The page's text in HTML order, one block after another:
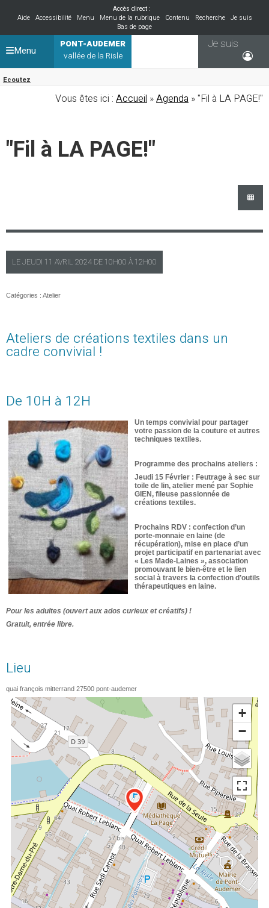
Accès direct :
Aide
Accessibilité Menu Menu de la rubrique Contenu Recherche
Je suis
Bas de page
PONT-AUDEMER
vallée de la Risle
Ecoutez
Je suis
Menu
Vous êtes ici : Accueil »Agenda » "Fil à LA PAGE!"
"Fil à LA PAGE!"
LEJEUDI 11 AVRIL 2024 DE 10H00 À 12H00
Catégories : Atelier
Ateliers de créations textiles dans un
cadre convivial !
De 10H à 12H
Un temps convivial pour partager
votre passion de la couture et autres
techniques textiles.
Programme des prochains ateliers :
Jeudi 15 Février : Feutrage à sec sur
toile de lin, atelier mené par Sophie
GIEN, fileuse passionnée de
créations textiles.
Prochains RDV : confection d’un
porte-monnaie en laine (de
récupération), mise en place d’un
projet participatif en partenariat avec
« Les Made-Laines », association
promouvant le bien-être et le lien
social à travers la confection d’outils
thérapeutiques en laine.
Pour les adultes (ouvert aux ados curieux et créatifs) !
Gratuit, entrée libre.
Lieu
quai françois mitterrand 27500 pont-audemer
+
−